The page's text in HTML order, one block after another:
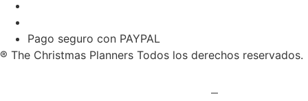
Pago seguro con PAYPAL
® The Christmas Planners Todos los derechos reservados.